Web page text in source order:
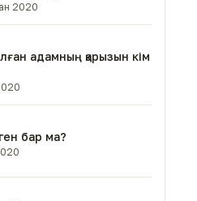
2020
адамның қарызын кім
бар ма?